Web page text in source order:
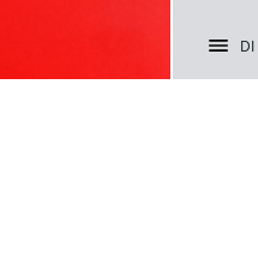
DI